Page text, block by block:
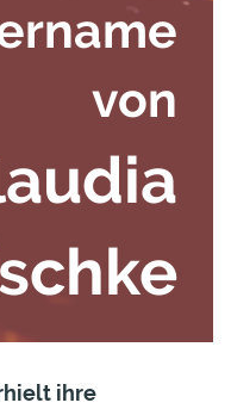
von
ihre